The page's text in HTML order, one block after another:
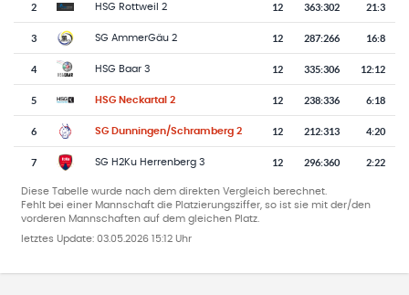
2 HSG Rottweil 2 12 363:302 21:3
3 SG AmmerGäu 2 12 287:266 16:8
4 HSG Baar 3 12 335:306 12:12
5 HSG Neckartal 2 12 238:336 6:18
6 SG Dunningen/Schramberg 2 12 212:313 4:20
7 SG H2Ku Herrenberg 3 12 296:360 2:22
Diese Tabelle wurde nach dem direkten Vergleich berechnet.
Fehlt bei einer Mannschaft die Platzierungsziffer, so ist sie mit der/den
vorderen Mannschaften auf dem gleichen Platz.
letztes Update: 03.05.2026 15:12 Uhr